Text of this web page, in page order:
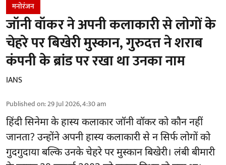
मनोरंजन
जॉनी वॉकर ने अपनी कलाकारी से लोगों के
चेहरे पर बिखेरी मुस्कान, गुरुदत्त ने शराब
कंपनी के ब्रांड पर रखा था उनका नाम
IANS
Published on:29 Jul 2026, 4:30 am
हिंदी सिनेमा के हास्य कलाकार जॉनी वॉकर को कौन नहीं
जानता? उन्होंने अपनी हास्य कलाकारी से न सिर्फ लोगों को
गुदगुदाया बल्कि उनके चेहरे पर मुस्कान बिखेरी। लंबी बीमारी